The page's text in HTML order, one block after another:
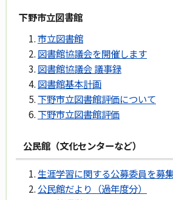
下野市立図書館
市立図書館
図書館協議会を開催します
図書館協議会 議事録
図書館基本計画
下野市立図書館評価について
下野市立図書館評価
公民館（文化センターなど）
生涯学習に関する公募委員を募
公民館だより（過年度分）